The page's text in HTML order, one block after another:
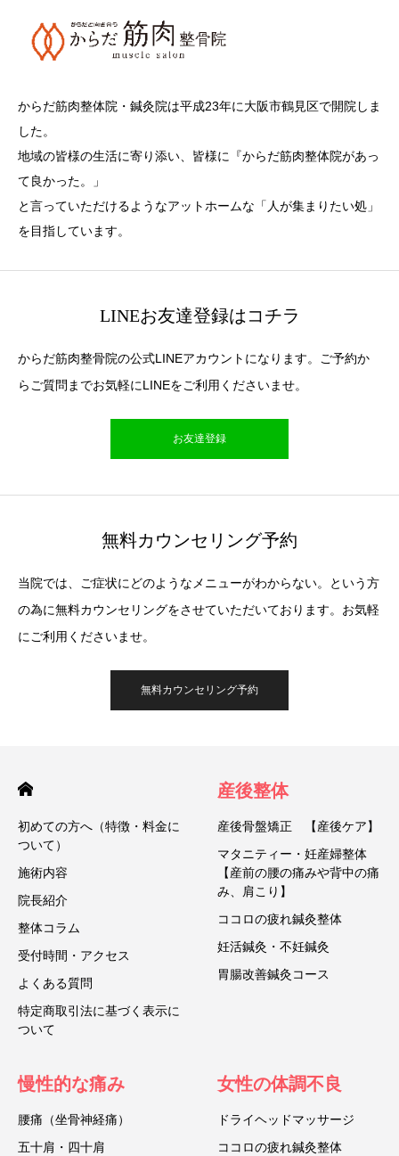
からだ筋肉整体院・鍼灸院は平成23年に大阪市鶴見区で開院しま
した。
地域の皆様の生活に寄り添い、皆様に『からだ筋肉整体院があっ
て良かった。」
と言っていただけるようなアットホームな「人が集まりたい処」
を目指しています。
LINEお友達登録はコチラ
からだ筋肉整骨院の公式LINEアカウントになります。ご予約か
らご質問までお気軽にLINEをご利用くださいませ。
お友達登録
無料カウンセリング予約
当院では、ご症状にどのようなメニューがわからない。という方
の為に無料カウンセリングをさせていただいております。お気軽
にご利用くださいませ。
無料カウンセリング予約
初めての方へ（特徴・料金に
ついて）
施術内容
院長紹介
整体コラム
受付時間・アクセス
よくある質問
特定商取引法に基づく表示に
ついて
産後整体
産後骨盤矯正 【産後ケア】
マタニティー・妊産婦整体
【産前の腰の痛みや背中の痛
み、肩こり】
ココロの疲れ鍼灸整体
妊活鍼灸・不妊鍼灸
胃腸改善鍼灸コース
慢性的な痛み
腰痛（坐骨神経痛）
五十肩・四十肩
女性の体調不良
ドライヘッドマッサージ
ココロの疲れ鍼灸整体